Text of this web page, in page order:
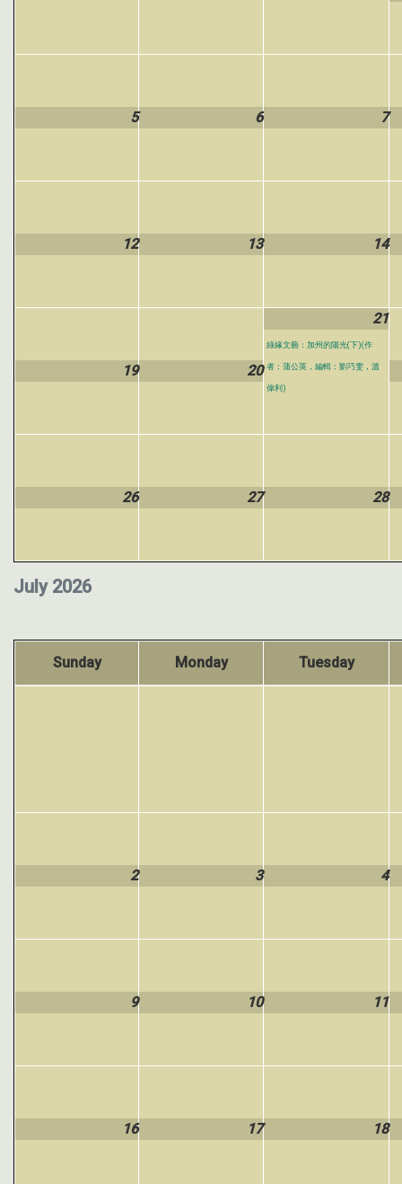
July 2026
5 6 7
12 13 14
19 20
21
綠緣文藝：加州的陽光(下)(作
者：蒲公英，編輯：劉巧雯，溫
偉利)
26 27 28
Sunday Monday Tuesday
2 3 4
9 10 11
16 17 18